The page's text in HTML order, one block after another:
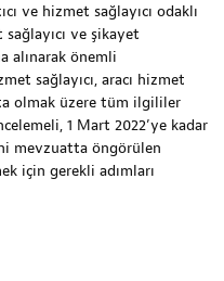
ve hizmet sağlayıcı odaklı
ve şikayet
alınarak önemli
sağlayıcı, aracı hizmet
olmak üzere tüm ilgililer
1 Mart 2022’ye kadar
mevzuatta öngörülen
için gerekli adımları